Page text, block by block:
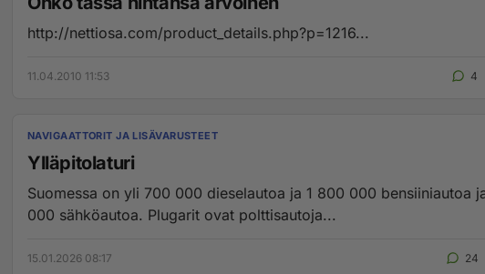
http://nettiosa.com/product_details.php?p=1216...
11.04.2010 11:53 4
NAVIGAATTORIT JA LISÄVARUSTEET
Ylläpitolaturi
Suomessa on yli 700 000 dieselautoa ja 1 800 000 bensiiniautoa ja vain 120
000 sähköautoa. Plugarit ovat polttisautoja...
15.01.2026 08:17 24